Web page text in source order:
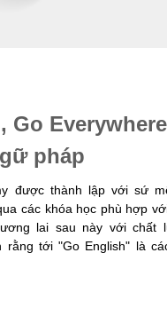
Go
pháp
được thành lập với sứ
các khóa học phù hợp
lai sau này với chất
rằng tới "Go English" là